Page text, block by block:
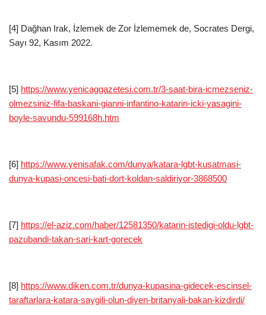
[4] Dağhan Irak, İzlemek de Zor İzlememek de, Socrates Dergi,
Sayı 92, Kasım 2022.
[5] https://www.yenicaggazetesi.com.tr/3-saat-bira-icmezseniz-
olmezsiniz-fifa-baskani-gianni-infantino-katarin-icki-yasagini-
boyle-savundu-599168h.htm
[6] https://www.yenisafak.com/dunya/katara-lgbt-kusatmasi-
dunya-kupasi-oncesi-bati-dort-koldan-saldiriyor-3868500
[7] https://el-aziz.com/haber/12581350/katarin-istedigi-oldu-lgbt-
pazubandi-takan-sari-kart-gorecek
[8] https://www.diken.com.tr/dunya-kupasina-gidecek-escinsel-
taraftarlara-katara-saygili-olun-diyen-britanyali-bakan-kizdirdi/